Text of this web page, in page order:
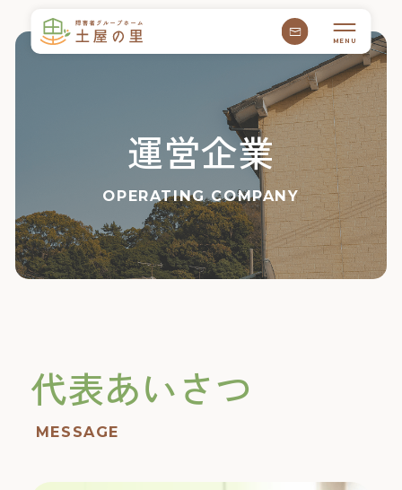
MENU
運営企業
OPERATING COMPANY
代表あいさつ
MESSAGE